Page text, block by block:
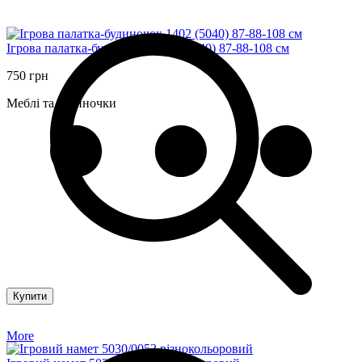
Ігрова палатка-будиночок 1402 (5040) 87-88-108 см
750 грн
Меблі та будиночки
Купити
More